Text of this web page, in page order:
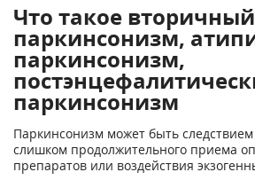
Что такое вторичный
паркинсонизм,
паркинсонизм,
паркинсонизм
Паркинсонизм может быть
слишком продолжительного приема
препаратов или воздействия